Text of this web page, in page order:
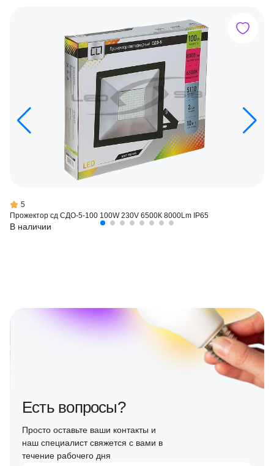
5
Прожектор сд СДО-5-100 100W 230V 6500К 8000Lm IP65
В наличии
Есть вопросы?
Просто оставьте ваши контакты и
наш специалист свяжется с вами в
течение рабочего дня